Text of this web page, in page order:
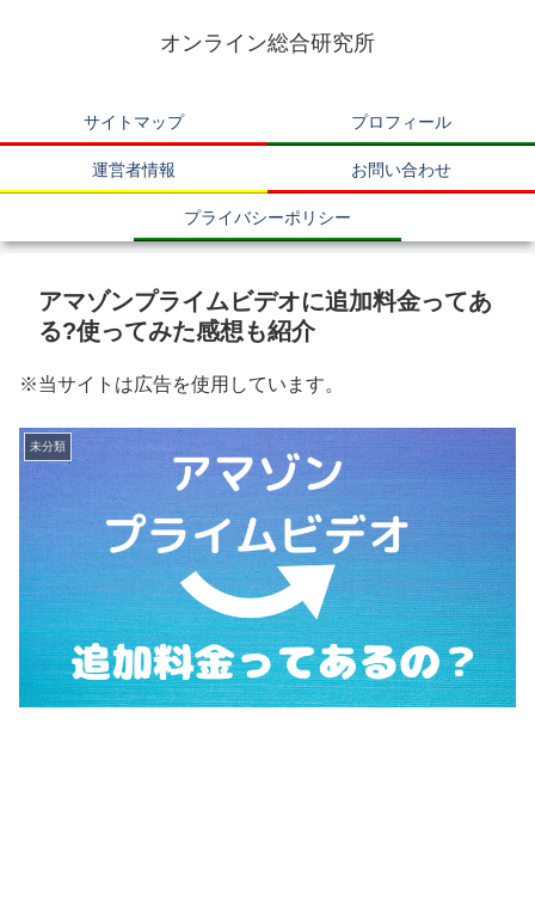
オンライン総合研究所
サイトマップ プロフィール
運営者情報 お問い合わせ
プライバシーポリシー
アマゾンプライムビデオに追加料金ってあ
る?使ってみた感想も紹介
※当サイトは広告を使用しています。
未分類